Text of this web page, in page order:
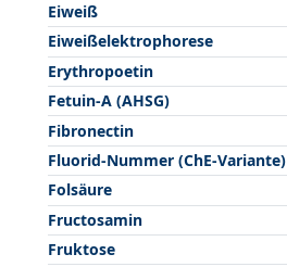
Eiweiß
Eiweißelektrophorese
Erythropoetin
Fetuin-A (AHSG)
Fibronectin
Fluorid-Nummer (ChE-Variante)
Folsäure
Fructosamin
Fruktose